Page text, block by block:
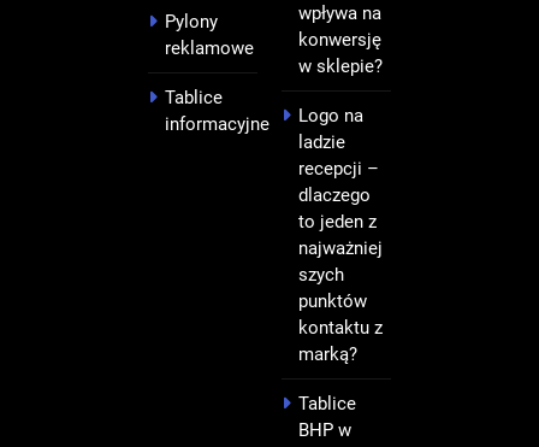
Pylony
reklamowe
Tablice
informacyjne
wpływa na
konwersję
w sklepie?
Logo na
ladzie
recepcji –
dlaczego
to jeden z
najważniej
szych
punktów
kontaktu z
marką?
Tablice
BHP w